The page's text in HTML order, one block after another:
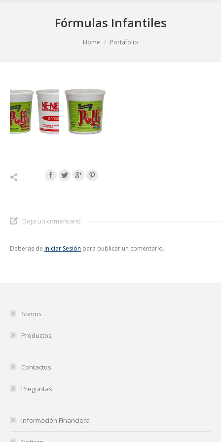
Fórmulas Infantiles
Home Portafolio
Deja un comentario
Deberas de Iniciar Sesión para publicar un comentario.
Somos
Productos
Contactos
Preguntas
Información Financiera